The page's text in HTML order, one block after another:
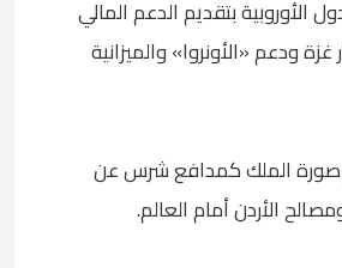
الأوروبية بتقديم الدعم المالي
ودعم «الأونروا» والميزانية
صورة الملك كمدافع شرس عن
الأردن أمام العالم.